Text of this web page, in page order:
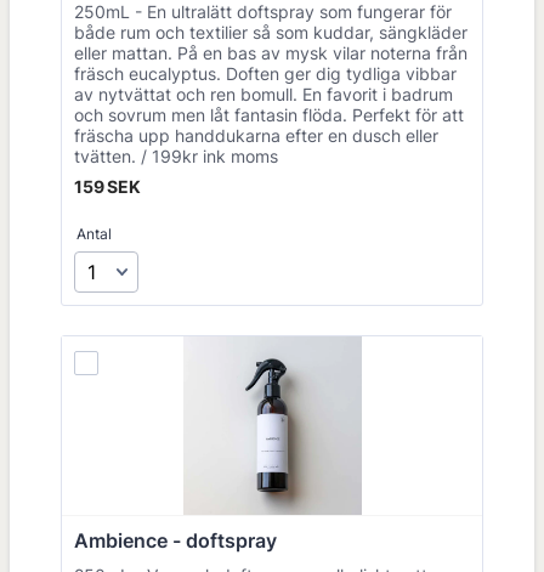
250mL - En ultralätt doftspray som fungerar för
både rum och textilier så som kuddar, sängkläder
eller mattan. På en bas av mysk vilar noterna från
fräsch eucalyptus. Doften ger dig tydliga vibbar
av nytvättat och ren bomull. En favorit i badrum
och sovrum men låt fantasin flöda. Perfekt för att
fräscha upp handdukarna efter en dusch eller
tvätten. / 199kr ink moms
159 SEK
159SEK
Antal
Ambience - doftspray